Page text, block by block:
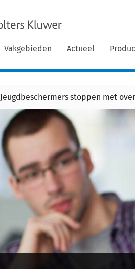
Vakgebieden Actueel
Jeugdbeschermers stoppen met